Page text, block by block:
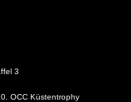
3
OCC Küstentrophy